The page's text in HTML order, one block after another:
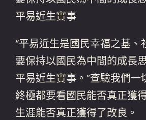
平易近生實事
“平易近生是國民幸福之基、
要保持以國民為中間的成長
平易近生實事。”查驗我們一
終極都要看國民能否真正獲
生涯能否真正獲得了改良。